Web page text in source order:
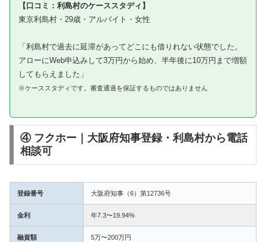
【口コミ：利島村のケーススタディ】
東京利島村・29歳・アルバイト・女性
「利島村で過去に延滞があってどこにも借りれない状態でした。
アローにWeb申込みして3万円から始め、半年後に10万円まで増額
してもらえました」
※ケーススタディです。審査通過を保証するものではありません
④ フクホー｜大阪府知事登録・利島村から電話
相談可
登録番号 大阪府知事（6）第12736号
金利 年7.3〜19.94%
融資額 5万〜200万円